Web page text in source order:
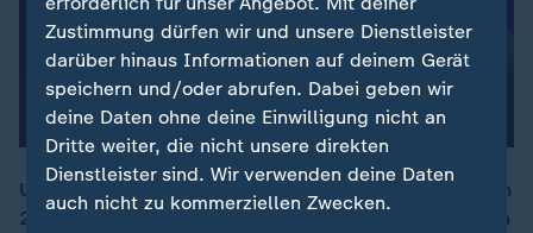
US-Präsident Trump hat ab April Strafzölle in Höhe von
25% auf Autos und Autoteile verhängt, die nicht in den
Zustimmung dürfen wir und unsere Dienstleister
darüber hinaus Informationen auf deinem Gerät
speichern und/oder abrufen. Dabei geben wir
deine Daten ohne deine Einwilligung nicht an
Dritte weiter, die nicht unsere direkten
Dienstleister sind. Wir verwenden deine Daten
auch nicht zu kommerziellen Zwecken.